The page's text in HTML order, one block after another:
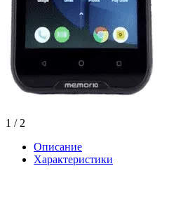
1 / 2
Описание
Характеристики